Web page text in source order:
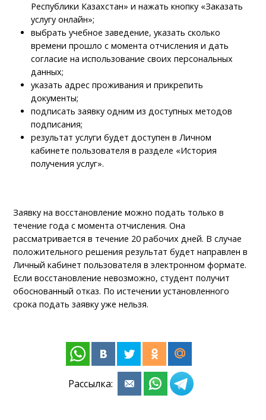
Республики Казахстан» и нажать кнопку «Заказать
услугу онлайн»;
выбрать учебное заведение, указать сколько
времени прошло с момента отчисления и дать
согласие на использование своих персональных
данных;
указать адрес проживания и прикрепить
документы;
подписать заявку одним из доступных методов
подписания;
результат услуги будет доступен в Личном
кабинете пользователя в разделе «История
получения услуг».
Заявку на восстановление можно подать только в
течение года с момента отчисления. Она
рассматривается в течение 20 рабочих дней. В случае
положительного решения результат будет направлен в
Личный кабинет пользователя в электронном формате.
Если восстановление невозможно, студент получит
обоснованный отказ. По истечении установленного
срока подать заявку уже нельзя.
Рассылка: